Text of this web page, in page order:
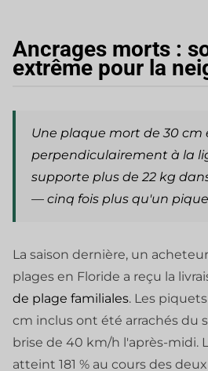
Ancrages morts :
extrême pour la
Une plaque mort de 30 cm
perpendiculairement à la
supporte plus de 22 kg
— cinq fois plus qu'un
La saison dernière, un
plages en Floride a reçu la
de plage familiales. Les
cm inclus ont été arrachés du
brise de 40 km/h l'après-midi.
atteint 181 % au cours des